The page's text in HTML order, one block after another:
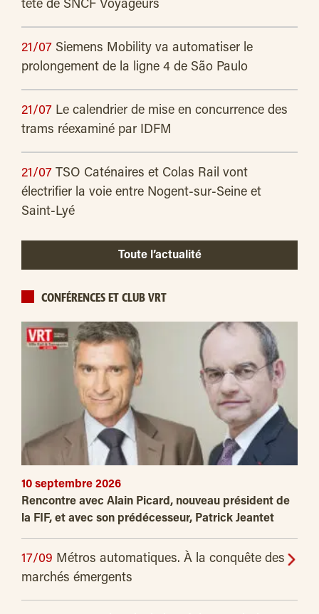
tête de SNCF Voyageurs
21/07 Siemens Mobility va automatiser le
prolongement de la ligne 4 de São Paulo
21/07 Le calendrier de mise en concurrence des
trams réexaminé par IDFM
21/07 TSO Caténaires et Colas Rail vont
électrifier la voie entre Nogent-sur-Seine et
Saint-Lyé
Toute l’actualité
CONFÉRENCES ET CLUB VRT
10 septembre 2026
Rencontre avec Alain Picard, nouveau président de
la FIF, et avec son prédécesseur, Patrick Jeantet
17/09 Métros automatiques. À la conquête des
marchés émergents